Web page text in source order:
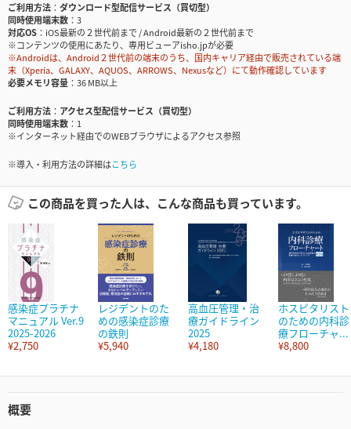
ご利用方法
ダウンロード型配信サービス（買切型）
同時使用端末数
3
対応OS
iOS最新の２世代前まで / Android最新の２世代前まで
※コンテンツの使用にあたり、専用ビューアisho.jpが必要
※Androidは、Android２世代前の端末のうち、国内キャリア経由で販売されている端
末（Xperia、GALAXY、AQUOS、ARROWS、Nexusなど）にて動作確認しています
必要メモリ容量
36 MB以上
ご利用方法
アクセス型配信サービス（買切型）
同時使用端末数
1
※インターネット経由でのWEBブラウザによるアクセス参照
※導入・利用方法の詳細はこちら
この商品を買った人は、こんな商品も買っています。
感染症プラチナ
マニュアル Ver.9
2025-2026
¥2,750
レジデントのた
めの感染症診療
の鉄則
¥5,940
高血圧管理・治
療ガイドライン
2025
¥4,180
ホスピタリスト
のための内科診
療フローチャ...
¥8,800
概要